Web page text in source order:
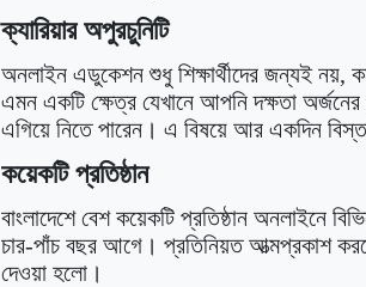
ক্যারিয়ার অপুরচুনিটি
অনলাইন এডুকেশন শুধু শিক্ষার্থীদের জন্যই নয়,
এমন একটি ক্ষেত্র যেখানে আপনি দক্ষতা অর্জনের
এগিয়ে নিতে পারেন। এ বিষয়ে আর একদিন
কয়েকটি প্রতিষ্ঠান
বাংলাদেশে বেশ কয়েকটি প্রতিষ্ঠান অনলাইনে
চার-পাঁচ বছর আগে। প্রতিনিয়ত আত্মপ্রকাশ
দেওয়া হলো।